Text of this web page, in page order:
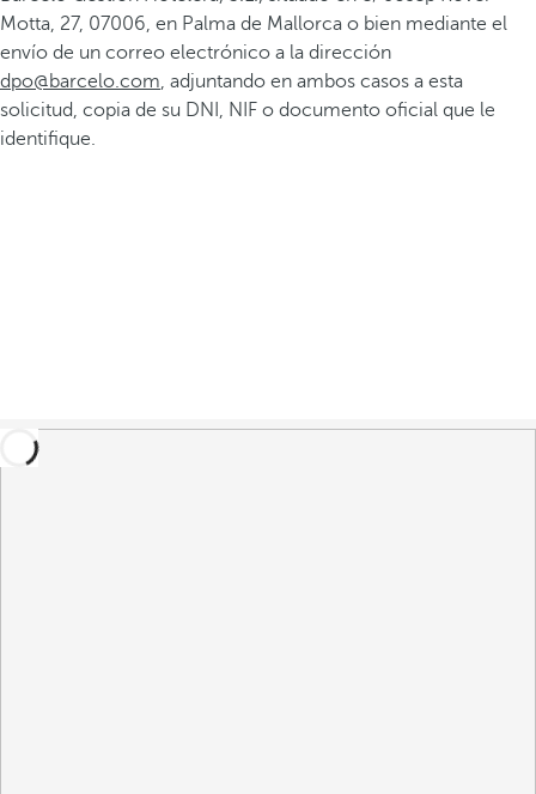
Motta, 27, 07006, en Palma de Mallorca o bien mediante el
envío de un correo electrónico a la dirección
dpo@barcelo.com, adjuntando en ambos casos a esta
solicitud, copia de su DNI, NIF o documento oficial que le
identifique.